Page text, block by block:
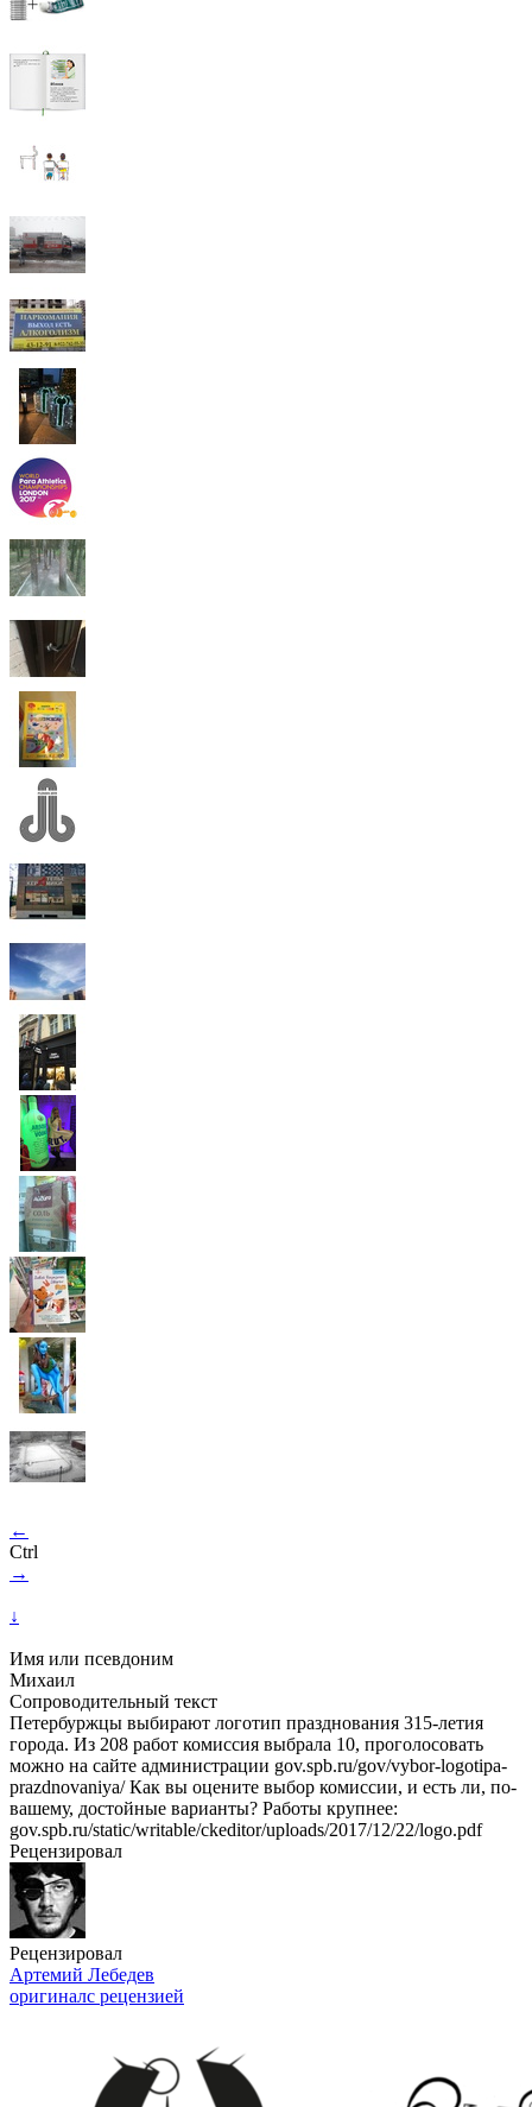
←
Ctrl
→
↓
Имя или псевдоним
Михаил
Сопроводительный текст
Петербуржцы выбирают логотип празднования 315-летия
города. Из 208 работ комиссия выбрала 10, проголосовать
можно на сайте администрации gov.spb.ru/gov/vybor-logotipa-
prazdnovaniya/ Как вы оцените выбор комиссии, и есть ли, по-
вашему, достойные варианты? Работы крупнее:
gov.spb.ru/static/writable/ckeditor/uploads/2017/12/22/logo.pdf
Рецензировал
Рецензировал
Артемий Лебедев
оригиналс рецензией